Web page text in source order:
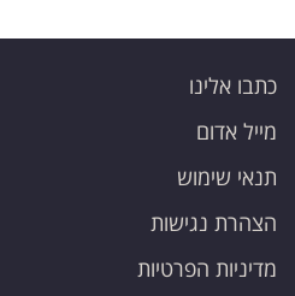
כתבו אלינו
מייל אדום
תנאי שימוש
הצהרת נגישות
מדיניות הפרטיות